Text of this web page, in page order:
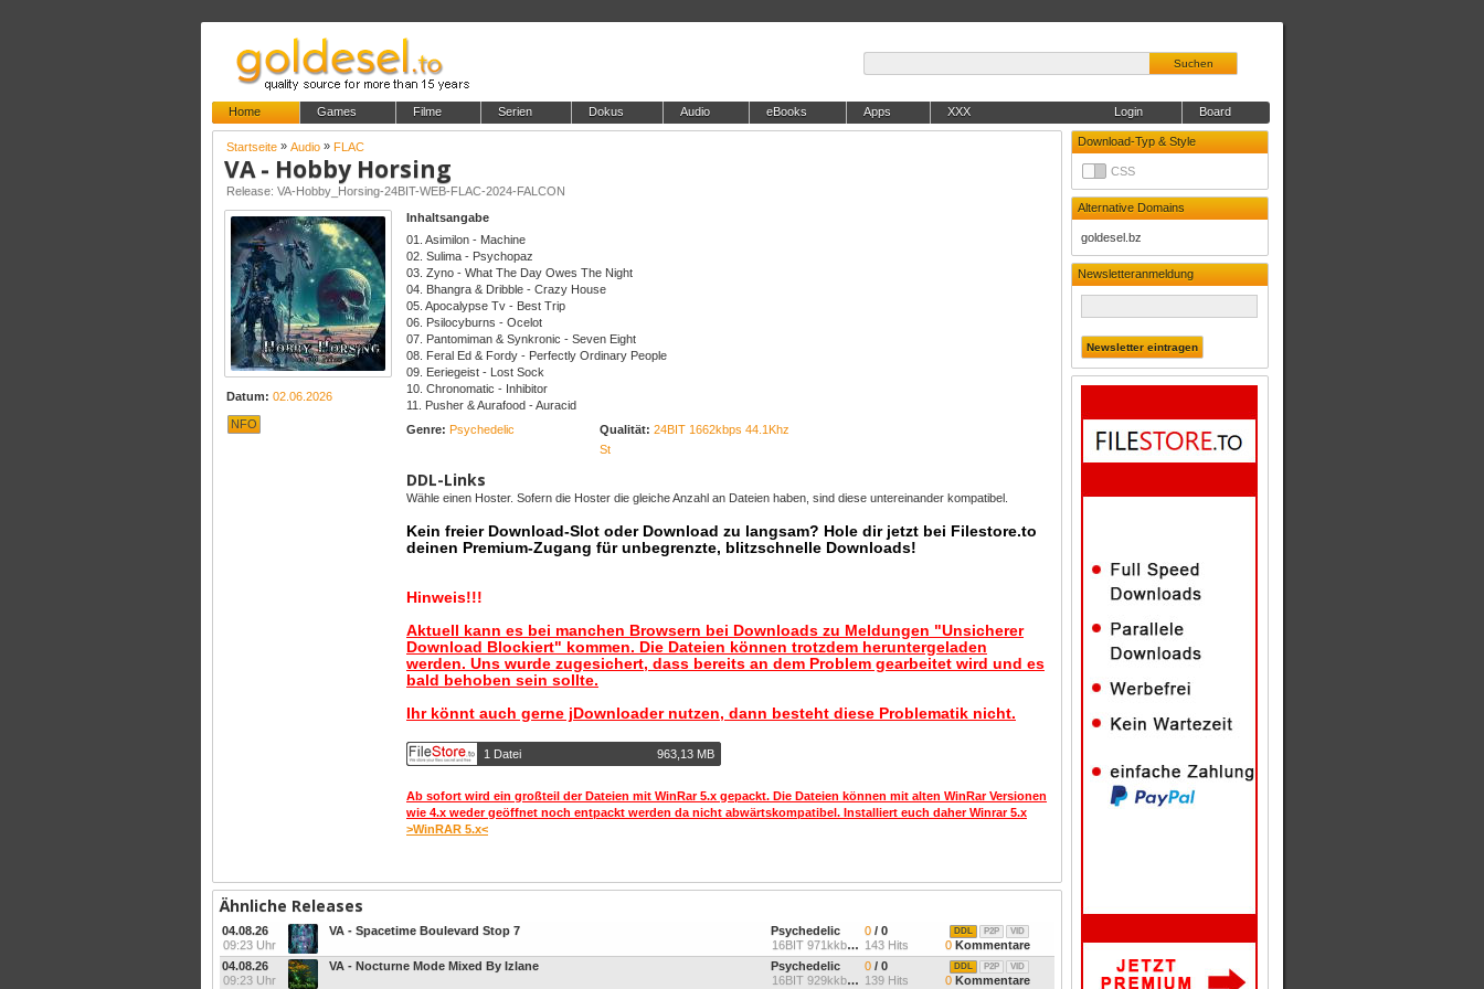
Suchen
Home Games Filme Serien Dokus Audio eBooks Apps XXX Board
Login
Download-Typ & Style
CSS
Alternative Domains
goldesel.bz
Newsletteranmeldung
Startseite » Audio » FLAC
VA - Hobby Horsing
Release: VA-Hobby_Horsing-24BIT-WEB-FLAC-2024-FALCON
Datum: 02.06.2026
NFO
Inhaltsangabe
01. Asimilon - Machine
02. Sulima - Psychopaz
03. Zyno - What The Day Owes The Night
04. Bhangra & Dribble - Crazy House
05. Apocalypse Tv - Best Trip
06. Psilocyburns - Ocelot
07. Pantomiman & Synkronic - Seven Eight
08. Feral Ed & Fordy - Perfectly Ordinary People
09. Eeriegeist - Lost Sock
10. Chronomatic - Inhibitor
11. Pusher & Aurafood - Auracid
Genre: Psychedelic Qualität: 24BIT 1662kbps 44.1Khz
St
DDL-Links
Wähle einen Hoster. Sofern die Hoster die gleiche Anzahl an Dateien haben, sind diese untereinander kompatibel.
Kein freier Download-Slot oder Download zu langsam? Hole dir jetzt bei Filestore.to
deinen Premium-Zugang für unbegrenzte, blitzschnelle Downloads!
Hinweis!!!
Aktuell kann es bei manchen Browsern bei Downloads zu Meldungen "Unsicherer
Download Blockiert" kommen. Die Dateien können trotzdem heruntergeladen
werden. Uns wurde zugesichert, dass bereits an dem Problem gearbeitet wird und es
bald behoben sein sollte.
Ihr könnt auch gerne jDownloader nutzen, dann besteht diese Problematik nicht.
1 Datei 963,13 MB
Ab sofort wird ein großteil der Dateien mit WinRar 5.x gepackt. Die Dateien können mit alten WinRar Versionen
wie 4.x weder geöffnet noch entpackt werden da nicht abwärtskompatibel. Installiert euch daher Winrar 5.x
>WinRAR 5.x<
Ähnliche Releases
04.08.26
09:23 Uhr
VA - Spacetime Boulevard Stop 7
Psychedelic
16BIT 971kkbps 44.1Khz St
0 / 0
143 Hits
VID
P2P
DDL
0 Kommentare
04.08.26
09:23 Uhr
VA - Nocturne Mode Mixed By Izlane
Psychedelic
16BIT 929kkbps 44.1Khz St
0 / 0
139 Hits
VID
P2P
DDL
0 Kommentare